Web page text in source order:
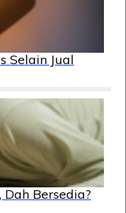
Selain Jual
Bersedia?